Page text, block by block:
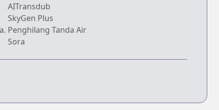
AITransdub
SkyGen Plus
Penghilang Tanda Air
Sora